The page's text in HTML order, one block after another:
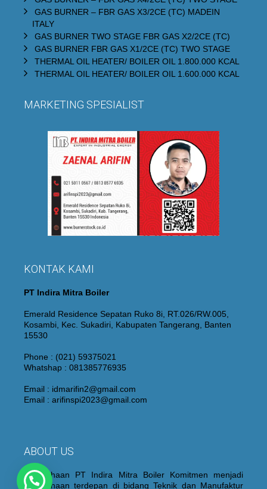
GAS BURNER – FBR GAS X3/2CE (TC) MADEIN
ITALY
GAS BURNER TWO STAGE FBR GAS X2/2CE (TC)
GAS BURNER FBR GAS X1/2CE (TC) TWO STAGE
THERMAL OIL HEATER/ BOILER OIL 1.800.000 KCAL
THERMAL OIL HEATER/ BOILER OIL 1.600.000 KCAL
MARKETING SPESIALIST
KONTAK KAMI
PT Indira Mitra Boiler
Emerald Residence Sepatan Ruko 8i, RT.026/RW.005,
Kosambi, Kec. Sukadiri, Kabupaten Tangerang, Banten
15530
Phone : (021) 59375021
Whatshap : 081385776935
Email : idmarifin2@gmail.com
Email : arifinspi2023@gmail.com
ABOUT US
Perusahaan PT Indira Mitra Boiler Komitmen menjadi
Perusahaan terdepan di bidang Teknik dan Manufaktur